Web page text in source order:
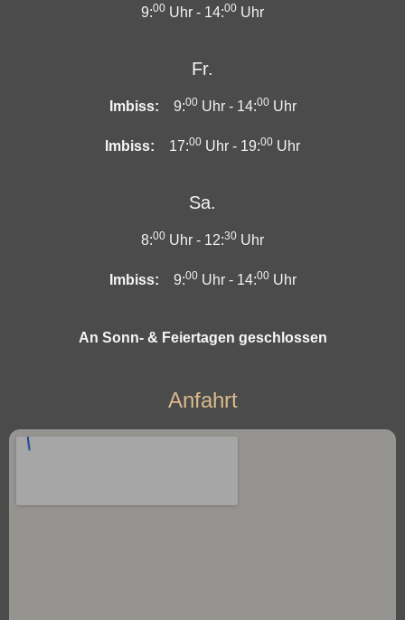
9:00 Uhr - 14:00 Uhr
Fr.
Imbiss: 9:00Uhr - 14:00Uhr
Imbiss: 17:00 Uhr - 19:00 Uhr
Sa.
8:00 Uhr - 12:30 Uhr
Imbiss: 9:00Uhr - 14:00Uhr
An Sonn- & Feiertagen geschlossen
Anfahrt